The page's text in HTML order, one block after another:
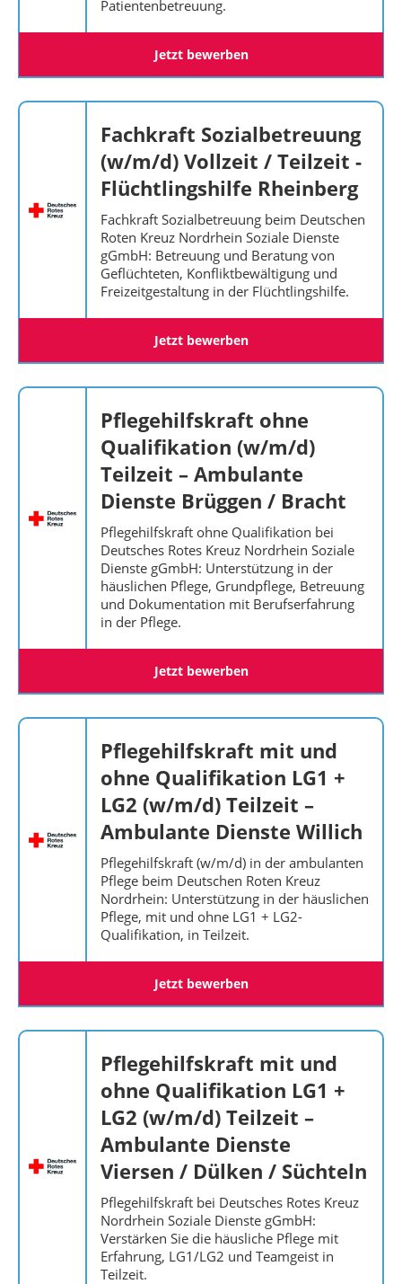
Patientenbetreuung.
Jetzt bewerben
Fachkraft Sozialbetreuung
(w/m/d) Vollzeit / Teilzeit -
Flüchtlingshilfe Rheinberg
Fachkraft Sozialbetreuung beim Deutschen
Roten Kreuz Nordrhein Soziale Dienste
gGmbH: Betreuung und Beratung von
Geflüchteten, Konfliktbewältigung und
Freizeitgestaltung in der Flüchtlingshilfe.
Jetzt bewerben
Pflegehilfskraft ohne
Qualifikation (w/m/d)
Teilzeit – Ambulante
Dienste Brüggen / Bracht
Pflegehilfskraft ohne Qualifikation bei
Deutsches Rotes Kreuz Nordrhein Soziale
Dienste gGmbH: Unterstützung in der
häuslichen Pflege, Grundpflege, Betreuung
und Dokumentation mit Berufserfahrung
in der Pflege.
Jetzt bewerben
Pflegehilfskraft mit und
ohne Qualifikation LG1 +
LG2 (w/m/d) Teilzeit –
Ambulante Dienste Willich
Pflegehilfskraft (w/m/d) in der ambulanten
Pflege beim Deutschen Roten Kreuz
Nordrhein: Unterstützung in der häuslichen
Pflege, mit und ohne LG1 + LG2-
Qualifikation, in Teilzeit.
Jetzt bewerben
Pflegehilfskraft mit und
ohne Qualifikation LG1 +
LG2 (w/m/d) Teilzeit –
Ambulante Dienste
Viersen / Dülken / Süchteln
Pflegehilfskraft bei Deutsches Rotes Kreuz
Nordrhein Soziale Dienste gGmbH:
Verstärken Sie die häusliche Pflege mit
Erfahrung, LG1/LG2 und Teamgeist in
Teilzeit.